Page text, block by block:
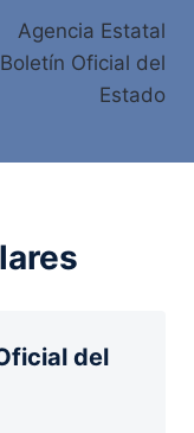
Agencia Estatal
Boletín Oficial del
Estado
del